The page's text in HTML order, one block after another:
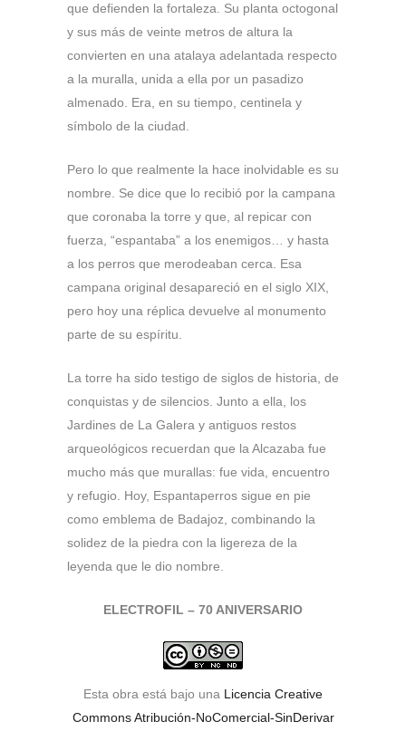
que defienden la fortaleza. Su planta octogonal
y sus más de veinte metros de altura la
convierten en una atalaya adelantada respecto
a la muralla, unida a ella por un pasadizo
almenado. Era, en su tiempo, centinela y
símbolo de la ciudad.
Pero lo que realmente la hace inolvidable es su
nombre. Se dice que lo recibió por la campana
que coronaba la torre y que, al repicar con
fuerza, “espantaba” a los enemigos… y hasta
a los perros que merodeaban cerca. Esa
campana original desapareció en el siglo XIX,
pero hoy una réplica devuelve al monumento
parte de su espíritu.
La torre ha sido testigo de siglos de historia, de
conquistas y de silencios. Junto a ella, los
Jardines de La Galera y antiguos restos
arqueológicos recuerdan que la Alcazaba fue
mucho más que murallas: fue vida, encuentro
y refugio. Hoy, Espantaperros sigue en pie
como emblema de Badajoz, combinando la
solidez de la piedra con la ligereza de la
leyenda que le dio nombre.
ELECTROFIL – 70 ANIVERSARIO
Esta obra está bajo una Licencia Creative
Commons Atribución-NoComercial-SinDerivar